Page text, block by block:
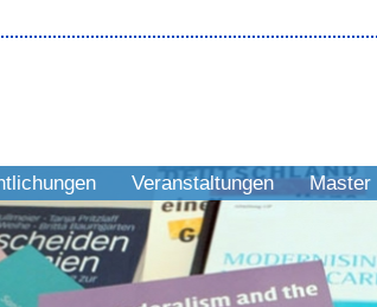
Veranstaltungen Master